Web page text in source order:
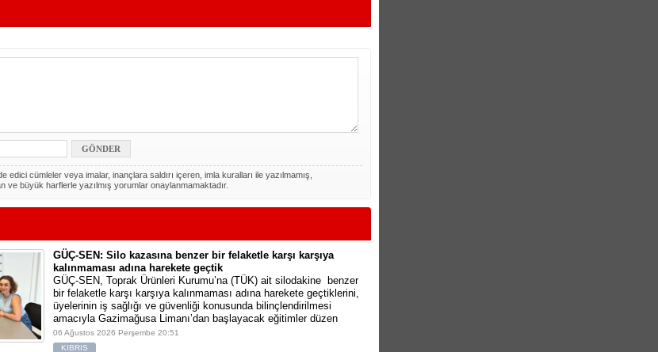
edici cümleler veya imalar, inançlara saldırı içeren, imla kuralları ile yazılmamış,
ve büyük harflerle yazılmış yorumlar onaylanmamaktadır.
GÜÇ-SEN: Silo kazasına benzer bir felaketle karşı karşıya
kalınmaması adına harekete geçtik
GÜÇ-SEN, Toprak Ürünleri Kurumu’na (TÜK) ait silodakine benzer
bir felaketle karşı karşıya kalınmaması adına harekete geçtiklerini,
üyelerinin iş sağlığı ve güvenliği konusunda bilinçlendirilmesi
amacıyla Gazimağusa Limanı’dan başlayacak eğitimler düzen
06 Ağustos 2026 Perşembe 20:51
KIBRIS